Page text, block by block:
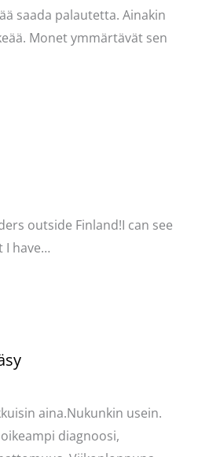
saada palautetta. Ainakin
Monet ymmärtävät sen
outside Finland!I can see
I have…
aina.Nukunkin usein.
diagnoosi,